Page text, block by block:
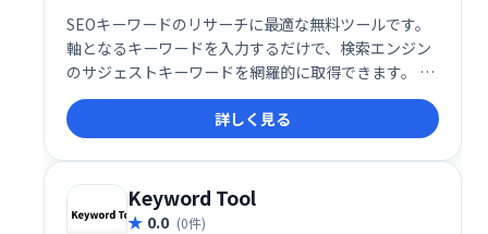
SEOキーワードのリサーチに最適な無料ツールです。
軸となるキーワードを入力するだけで、検索エンジン
のサジェストキーワードを網羅的に取得できます。 効
率的なキーワード選定を実現し、SEO対策を強力にサ
ポートします。 無料で利用できるので、まずはお気軽
にお試しください。 多くのキーワード候補から最適な
ものを選び、ウェブサイトの集客アップを目指しまし
ょう。
詳しく見る
Keyword Tool
0.0 (0件)